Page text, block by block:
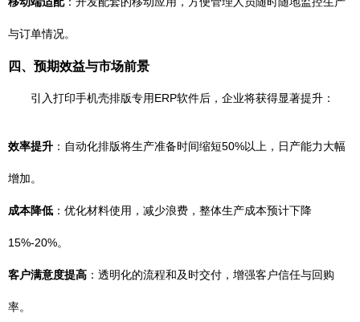
与订单情况。
四、预期效益与市场前景
引入打印手机壳排版专用ERP软件后，企业将获得显著提升：
效率提升 ：自动化排版将生产准备时间缩短50%以上，日产能力大幅
增加。
成本降低 ：优化材料使用，减少浪费，整体生产成本预计下降
15%-20%。
客户满意度提高 ：透明化的流程和及时交付，增强客户信任与回购
率。